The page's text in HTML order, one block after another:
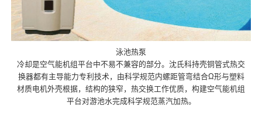
泳池热泵
冷却是空气能机组平台中不易不兼容的部分。沈氏科持壳铜管式热交
换器都有主导能力专利技术，由科学规范内螺距管弯结合Ω形与塑料
材质电机外壳根据，结构的狭窄，热交换工作优质，构建空气能机组
平台对游池水完成科学规范蒸汽加热。